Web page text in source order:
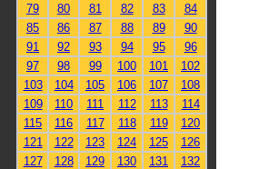
79
80 81 82 83
84
85
86 87 88 89
90
91
92 93 94 95
96
97
98 99 100 101
102
103
104 105 106 107
108
109
110 111 112 113
114
115
116 117 118 119
120
121
122 123 124 125
126
127
128 129 130 131
132